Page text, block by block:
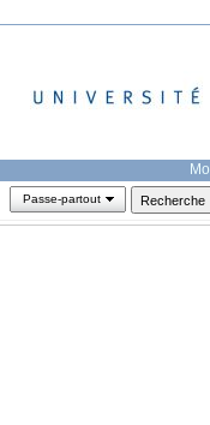
Passe-partout